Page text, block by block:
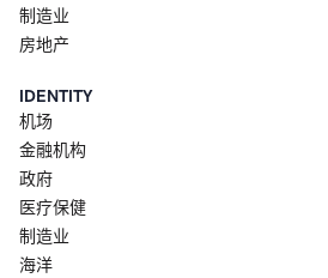
制造业
房地产
IDENTITY
机场
金融机构
政府
医疗保健
制造业
海洋